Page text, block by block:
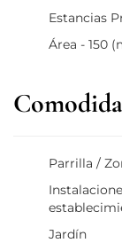
Estancias
Área - 150
Parrilla /
Jardín